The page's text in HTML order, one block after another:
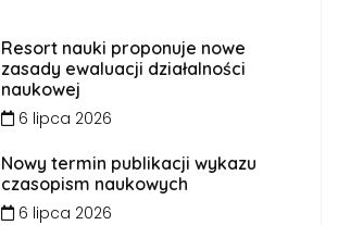
Resort nauki proponuje nowe
zasady ewaluacji działalności
naukowej
6 lipca 2026
Nowy termin publikacji wykazu
czasopism naukowych
6 lipca 2026